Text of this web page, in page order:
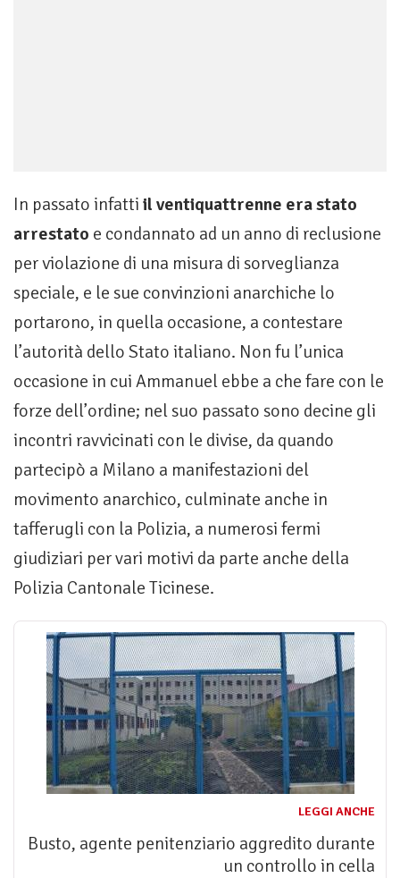
In passato infatti il ventiquattrenne era stato
arrestato e condannato ad un anno di reclusione
per violazione di una misura di sorveglianza
speciale, e le sue convinzioni anarchiche lo
portarono, in quella occasione, a contestare
l’autorità dello Stato italiano. Non fu l’unica
occasione in cui Ammanuel ebbe a che fare con le
forze dell’ordine; nel suo passato sono decine gli
incontri ravvicinati con le divise, da quando
partecipò a Milano a manifestazioni del
movimento anarchico, culminate anche in
tafferugli con la Polizia, a numerosi fermi
giudiziari per vari motivi da parte anche della
Polizia Cantonale Ticinese.
LEGGI ANCHE
Busto, agente penitenziario aggredito durante
un controllo in cella